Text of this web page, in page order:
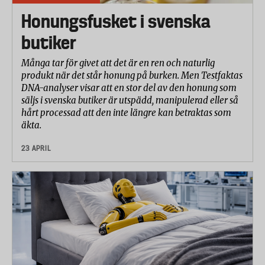
Honungsfusket i svenska
butiker
Många tar för givet att det är en ren och naturlig
produkt när det står honung på burken. Men Testfaktas
DNA-analyser visar att en stor del av den honung som
säljs i svenska butiker är utspädd, manipulerad eller så
hårt processad att den inte längre kan betraktas som
äkta.
23 APRIL